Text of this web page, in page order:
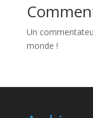
Un
monde !